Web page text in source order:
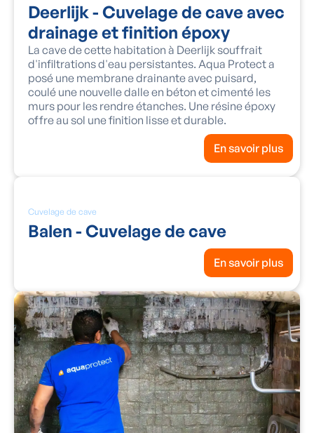
Deerlijk - Cuvelage de cave avec
drainage et finition époxy
La cave de cette habitation à Deerlijk souffrait
d'infiltrations d'eau persistantes. Aqua Protect a
posé une membrane drainante avec puisard,
coulé une nouvelle dalle en béton et cimenté les
murs pour les rendre étanches. Une résine époxy
offre au sol une finition lisse et durable.
En savoir plus
Cuvelage de cave
Balen - Cuvelage de cave
En savoir plus